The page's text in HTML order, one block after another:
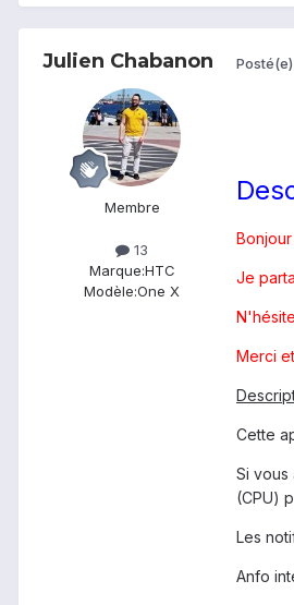
Julien Chabanon
Membre
13
Marque:HTC
Modèle:One X
Posté(e)
Je
Merci
Cette
Si
(CPU)
Les
Anfo